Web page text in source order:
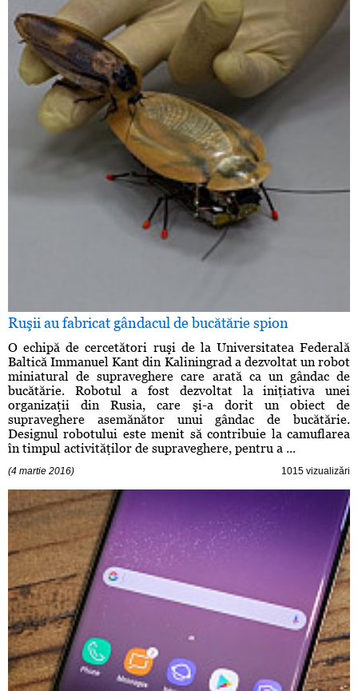
Ruşii au fabricat gândacul de bucătărie spion
O echipă de cercetători ruşi de la Universitatea Federală
Baltică Immanuel Kant din Kaliningrad a dezvoltat un robot
miniatural de supraveghere care arată ca un gândac de
bucătărie. Robotul a fost dezvoltat la iniţiativa unei
organizaţii din Rusia, care şi-a dorit un obiect de
supraveghere asemănător unui gândac de bucătărie.
Designul robotului este menit să contribuie la camuflarea
în timpul activităţilor de supraveghere, pentru a ...
(4 martie 2016) 1015 vizualizări